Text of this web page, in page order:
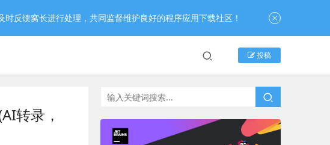
投稿
转录，
反馈窝长进行处理，共同监督维护良好的程序应用下载社区！